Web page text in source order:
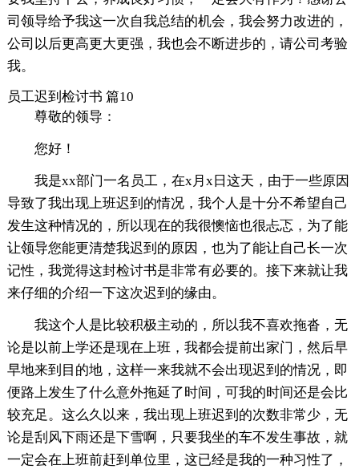
司领导给予我这一次自我总结的机会，我会努力改进的，
公司以后更高更大更强，我也会不断进步的，请公司考验
我。
员工迟到检讨书 篇10
尊敬的领导：
您好！
我是xx部门一名员工，在x月x日这天，由于一些原因
导致了我出现上班迟到的情况，我个人是十分不希望自己
发生这种情况的，所以现在的我很懊恼也很忐忑，为了能
让领导您能更清楚我迟到的原因，也为了能让自己长一次
记性，我觉得这封检讨书是非常有必要的。接下来就让我
来仔细的介绍一下这次迟到的缘由。
我这个人是比较积极主动的，所以我不喜欢拖沓，无
论是以前上学还是现在上班，我都会提前出家门，然后早
早地来到目的地，这样一来我就不会出现迟到的情况，即
便路上发生了什么意外拖延了时间，可我的时间还是会比
较充足。这么久以来，我出现上班迟到的次数非常少，无
论是刮风下雨还是下雪啊，只要我坐的车不发生事故，就
一定会在上班前赶到单位里，这已经是我的一种习性了，